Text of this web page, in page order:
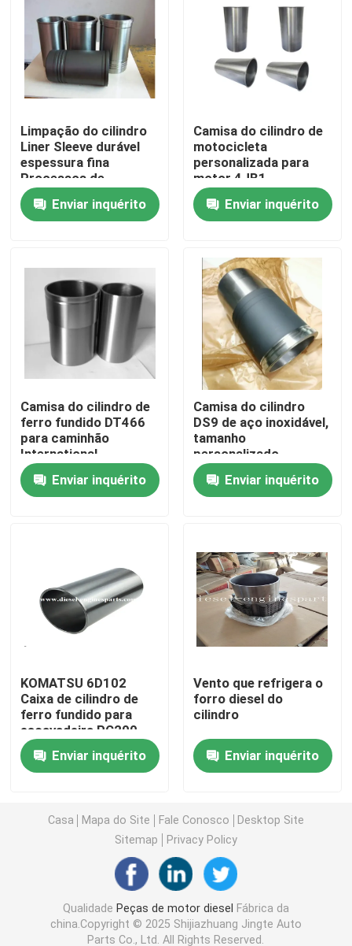
Casa
Produtos
Show de RV
Quem Somos
Controle de Qualidade
Fale Conosco
Peças de motor diesel
rolamento de motor diesel
Pino do pistão do motor
Bucha bimetálica
Anel de pistão do motor diesel
Luva do forro do cilindro
Válvulas de exaustão da entrada
Limpação do cilindro
Liner Sleeve durável
espessura fina
Processos de
polimento Ds14
Enviar inquérito
Camisa do cilindro de
motocicleta
personalizada para
motor 4JB1
Enviar inquérito
Camisa do cilindro de
ferro fundido DT466
para caminhão
International
Enviar inquérito
Camisa do cilindro
DS9 de aço inoxidável,
tamanho
personalizado
Enviar inquérito
KOMATSU 6D102
Caixa de cilindro de
ferro fundido para
escavadeira PC200
Enviar inquérito
Vento que refrigera o
forro diesel do
cilindro
Enviar inquérito
Casa Mapa do Site Fale Conosco
Desktop Site
Sitemap
Privacy Policy
Qualidade Peças de motor diesel
Fábrica da
china.Copyright © 2025 Shijiazhuang Jingte Auto
Parts Co., Ltd. All Rights Reserved.